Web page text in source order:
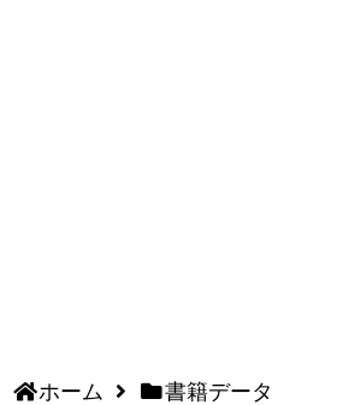
ホーム 書籍データ